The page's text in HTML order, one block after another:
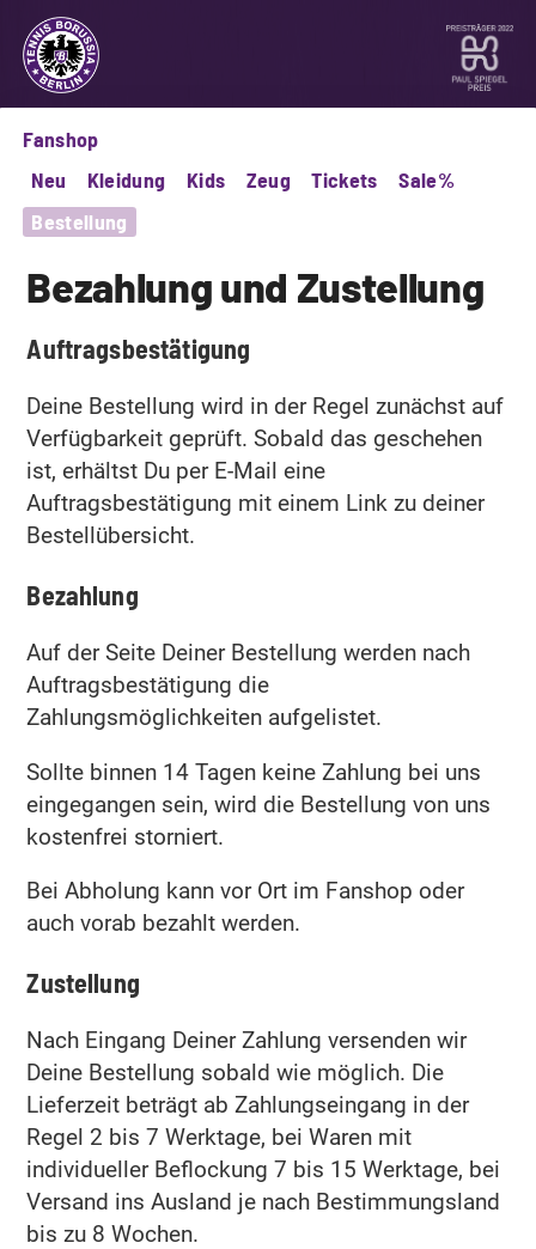
Fanshop
Neu
Kleidung Kids Zeug Tickets
Sale%
Bestellung
Bezahlung und Zustellung
Auftragsbestätigung
Deine Bestellung wird in der Regel zunächst auf
Verfügbarkeit geprüft. Sobald das geschehen
ist, erhältst Du per E-Mail eine
Auftragsbestätigung mit einem Link zu deiner
Bestellübersicht.
Bezahlung
Auf der Seite Deiner Bestellung werden nach
Auftragsbestätigung die
Zahlungsmöglichkeiten aufgelistet.
Sollte binnen 14 Tagen keine Zahlung bei uns
eingegangen sein, wird die Bestellung von uns
kostenfrei storniert.
Bei Abholung kann vor Ort im Fanshop oder
auch vorab bezahlt werden.
Zustellung
Nach Eingang Deiner Zahlung versenden wir
Deine Bestellung sobald wie möglich. Die
Lieferzeit beträgt ab Zahlungseingang in der
Regel 2 bis 7 Werktage, bei Waren mit
individueller Beflockung 7 bis 15 Werktage, bei
Versand ins Ausland je nach Bestimmungsland
bis zu 8 Wochen.